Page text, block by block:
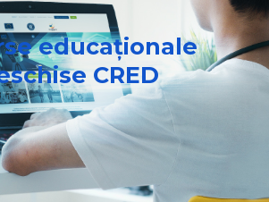
educaționale
CRED